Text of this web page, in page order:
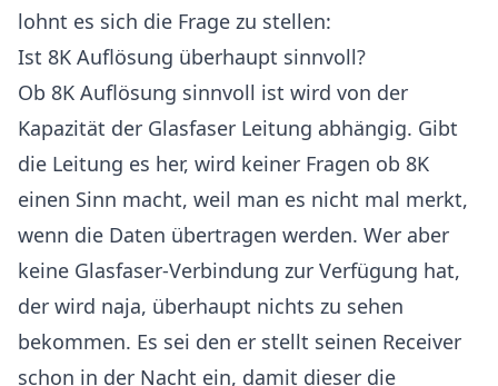
lohnt es sich die Frage zu stellen:
Ist 8K Auflösung überhaupt sinnvoll?
Ob 8K Auflösung sinnvoll ist wird von der
Kapazität der Glasfaser Leitung abhängig. Gibt
die Leitung es her, wird keiner Fragen ob 8K
einen Sinn macht, weil man es nicht mal merkt,
wenn die Daten übertragen werden. Wer aber
keine Glasfaser-Verbindung zur Verfügung hat,
der wird naja, überhaupt nichts zu sehen
bekommen. Es sei den er stellt seinen Receiver
schon in der Nacht ein, damit dieser die